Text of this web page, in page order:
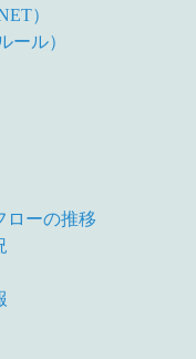
）
ール）
ローの推移